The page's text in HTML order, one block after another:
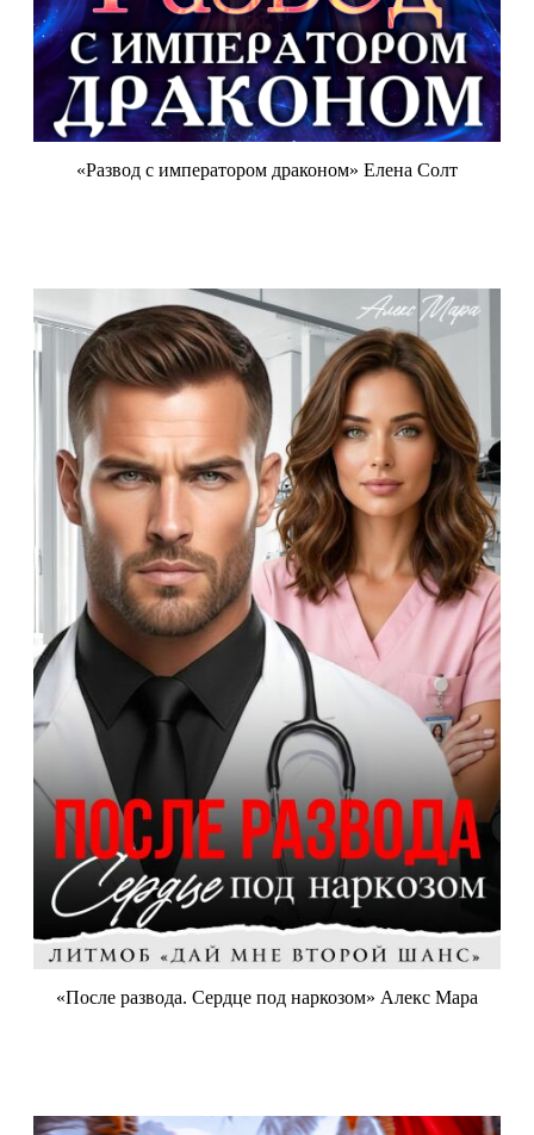
«Развод с императором драконом» Елена Солт
«После развода. Сердце под наркозом» Алекс Мара